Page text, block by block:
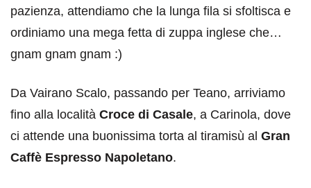
pazienza, attendiamo che la lunga fila si sfoltisca e
ordiniamo una mega fetta di zuppa inglese che…
gnam gnam gnam :)
Da Vairano Scalo, passando per Teano, arriviamo
fino alla località Croce di Casale, a Carinola, dove
ci attende una buonissima torta al tiramisù al Gran
Caffè Espresso Napoletano.